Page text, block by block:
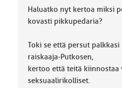
Haluatko nyt kertoa miksi
kovasti pikkupedaria?
Toki se että persut
raiskaaja-Putkosen,
kertoo että teitä
seksuaalirikolliset.